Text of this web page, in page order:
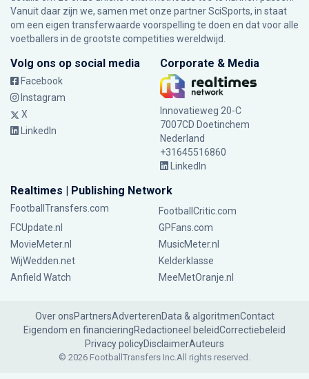
Vanuit daar zijn we, samen met onze partner SciSports, in staat
om een eigen transferwaarde voorspelling te doen en dat voor alle
voetballers in de grootste competities wereldwijd.
Volg ons op social media
Facebook
Instagram
X
LinkedIn
Corporate & Media
Innovatieweg 20-C
7007CD Doetinchem
Nederland
+31645516860
LinkedIn
Realtimes | Publishing Network
FootballTransfers.com
FootballCritic.com
FCUpdate.nl
GPFans.com
MovieMeter.nl
MusicMeter.nl
WijWedden.net
Kelderklasse
Anfield Watch
MeeMetOranje.nl
Over onsPartnersAdverterenData & algoritmenContact
Eigendom en financieringRedactioneel beleidCorrectiebeleid
Privacy policyDisclaimerAuteurs
© 2026 FootballTransfers Inc.All rights reserved.